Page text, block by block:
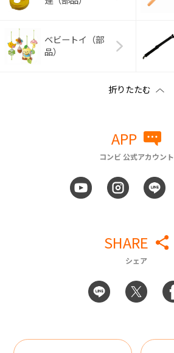
ベビートイ（部
品）
APP
コンビ 公式アカウント
SHARE
シェア